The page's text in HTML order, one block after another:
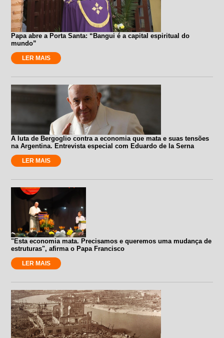
Papa abre a Porta Santa: “Bangui é a capital espiritual do
mundo”
LER MAIS
A luta de Bergoglio contra a economia que mata e suas tensões
na Argentina. Entrevista especial com Eduardo de la Serna
LER MAIS
"Esta economia mata. Precisamos e queremos uma mudança de
estruturas", afirma o Papa Francisco
LER MAIS